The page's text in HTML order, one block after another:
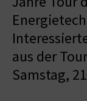
aus der
Samstag,